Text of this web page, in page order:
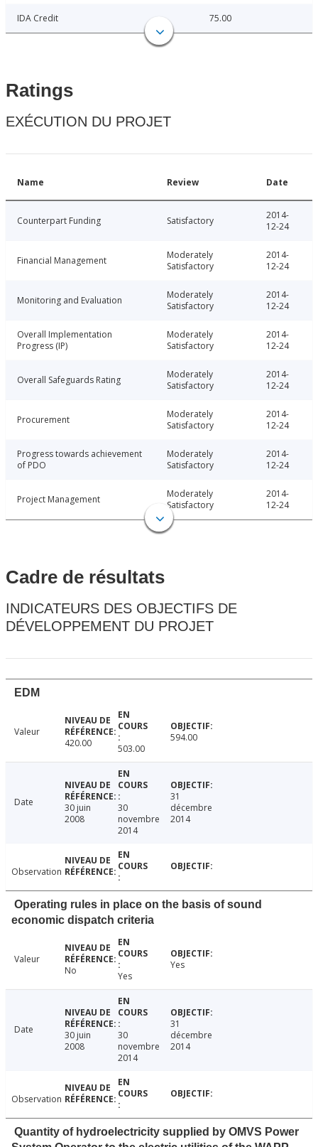
IDA Credit 75.00
Ratings
EXÉCUTION DU PROJET
Name Review Date
Counterpart Funding Satisfactory
2014-
12-24
Financial Management
Moderately
Satisfactory
2014-
12-24
Monitoring and Evaluation
Moderately
Satisfactory
2014-
12-24
Overall Implementation
Progress (IP)
Moderately
Satisfactory
2014-
12-24
Overall Safeguards Rating
Moderately
Satisfactory
2014-
12-24
Procurement
Moderately
Satisfactory
2014-
12-24
Progress towards achievement
of PDO
Moderately
Satisfactory
2014-
12-24
Project Management
Moderately
Satisfactory
2014-
12-24
Cadre de résultats
INDICATEURS DES OBJECTIFS DE
DÉVELOPPEMENT DU PROJET
EDM
Valeur
420.00
503.00
594.00
Date
30 juin
2008
30
novembre
2014
31
décembre
2014
Observation
Operating rules in place on the basis of sound
economic dispatch criteria
Valeur
No
Yes
Yes
Date
30 juin
2008
30
novembre
2014
31
décembre
2014
Observation
Quantity of hydroelectricity supplied by OMVS Power